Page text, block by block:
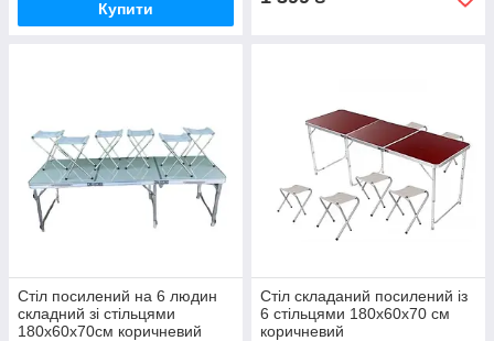
Купити
Стіл посилений на 6 людин
складний зі стільцями
180х60х70см коричневий
Стіл складаний посилений із
6 стільцями 180x60x70 см
коричневий